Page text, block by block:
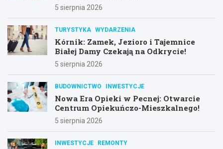
5 sierpnia 2026
TURYSTYKA WYDARZENIA
Kórnik: Zamek, Jezioro i Tajemnice
Białej Damy Czekają na Odkrycie!
5 sierpnia 2026
BUDOWNICTWO INWESTYCJE
Nowa Era Opieki w Pecnej: Otwarcie
Centrum Opiekuńczo-Mieszkalnego!
5 sierpnia 2026
INWESTYCJE REMONTY